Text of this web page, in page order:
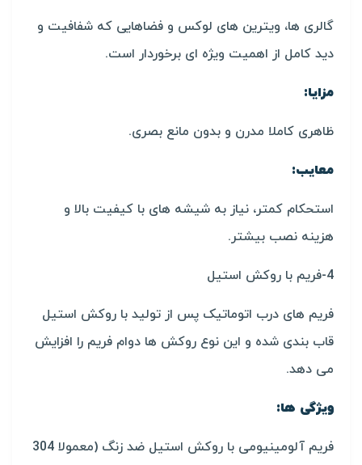
گالری ها، ویترین های لوکس و فضاهایی که شفافیت و
دید کامل از اهمیت ویژه ای برخوردار است.
مزایا:
ظاهری کاملا مدرن و بدون مانع بصری.
معایب:
استحکام کمتر، نیاز به شیشه های با کیفیت بالا و
هزینه نصب بیشتر.
4-فریم با روکش استیل
فریم های درب اتوماتیک پس از تولید با روکش استیل
قاب بندی شده و این نوع روکش ها دوام فریم را افزایش
می دهد.
ویژگی ها:
فریم آلومینیومی با روکش استیل ضد زنگ (معمولا 304